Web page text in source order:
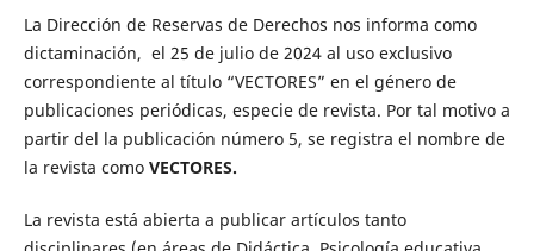
La Dirección de Reservas de Derechos nos informa como
dictaminación, el 25 de julio de 2024 al uso exclusivo
correspondiente al título “VECTORES” en el género de
publicaciones periódicas, especie de revista. Por tal motivo a
partir del la publicación número 5, se registra el nombre de
la revista como VECTORES.
La revista está abierta a publicar artículos tanto